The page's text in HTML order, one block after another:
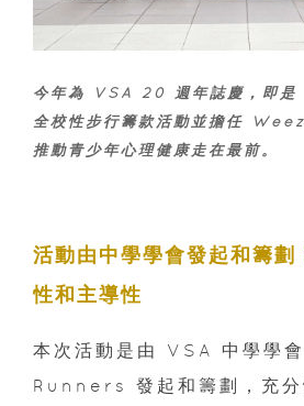
今年為 VSA 20 週年誌慶，即是
全校性步行籌款活動並擔任
推動青少年心理健康走在最前。
活動由中學學會發起和籌劃
性和主導性
本次活動是由 VSA 中學學
Runners 發起和籌劃，充分